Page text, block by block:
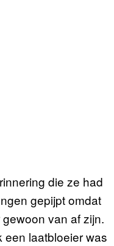
die ze had
gepijpt omdat
van af zijn.
een laatbloeier was